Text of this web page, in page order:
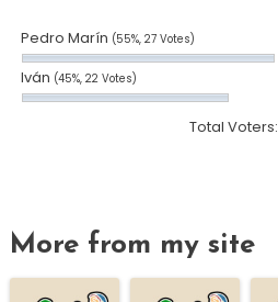
Pedro Marín (55%, 27 Votes)
Iván (45%, 22 Votes)
Total Voters:
More from my site